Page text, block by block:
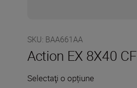
SKU: BAA661AA
Action EX 8X40 CF
Selectaţi o opțiune